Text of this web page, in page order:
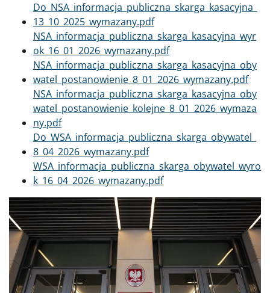
Dokument
Do_NSA_informacja_publiczna_skarga_kasacyjna_
13_10_2025_wymazany.pdf
Dokument
NSA_informacja_publiczna_skarga_kasacyjna_wyr
ok_16_01_2026_wymazany.pdf
Dokument
NSA_informacja_publiczna_skarga_kasacyjna_oby
watel_postanowienie_8_01_2026_wymazany.pdf
Dokument
NSA_informacja_publiczna_skarga_kasacyjna_oby
watel_postanowienie_kolejne_8_01_2026_wymaza
ny.pdf
Dokument
Do_WSA_informacja_publiczna_skarga_obywatel_
8_04_2026_wymazany.pdf
Dokument
WSA_informacja_publiczna_skarga_obywatel_wyro
k_16_04_2026_wymazany.pdf